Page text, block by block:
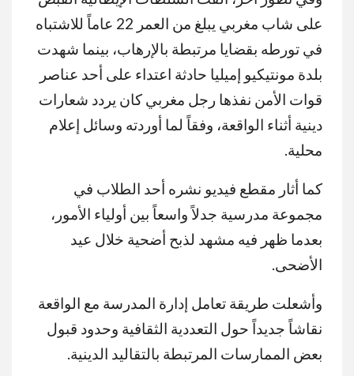
على شاب مغربي يبلغ من العمر 22 عاماً للاشتباه
في تورطه بقضايا مرتبطة بالإرهاب، بينما شهدت
بلدة مونتيكيو إميليا حادثة اعتداء على أحد عناصر
قوات الأمن نفذها رجل مغربي كان يردد شعارات
دينية أثناء الواقعة، وفقاً لما أوردته وسائل إعلام
محلية.
كما أثار مقطع فيديو نشره أحد الطلاب في
مجموعة مدرسية جدلاً واسعاً بين أولياء الأمور،
بعدما ظهر فيه مشهد لذبح أضحية خلال عيد
الأضحى.
وأشعلت طريقة تعامل إدارة المدرسة مع الواقعة
نقاشاً جديداً حول التعددية الثقافية وحدود قبول
بعض الممارسات المرتبطة بالتقاليد الدينية.